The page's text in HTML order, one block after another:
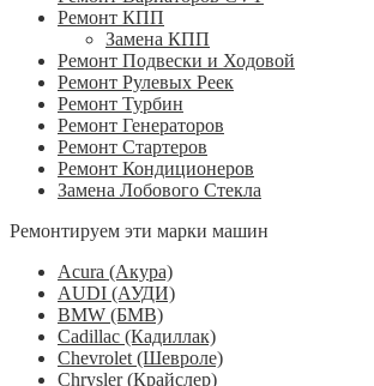
Ремонт КПП
Замена КПП
Ремонт Подвески и Ходовой
Ремонт Рулевых Реек
Ремонт Турбин
Ремонт Генераторов
Ремонт Стартеров
Ремонт Кондиционеров
Замена Лобового Стекла
Ремонтируем эти марки машин
Acura (Акура)
AUDI (АУДИ)
BMW (БМВ)
Cadillac (Кадиллак)
Chevrolet (Шевроле)
Chrysler (Крайслер)